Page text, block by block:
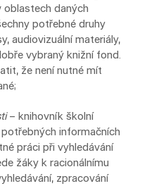
oblastech daných
potřebné druhy
audiovizuální materiály,
vybraný knižní fond.
že není nutné mít
– knihovník školní
informačních
práci při vyhledávání
žáky k racionálnímu
zpracování